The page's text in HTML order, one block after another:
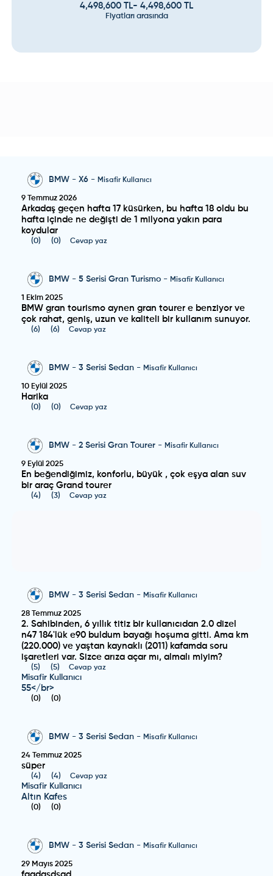
4,498,600 TL- 4,498,600 TL
Fiyatları arasında
BMW -X6 - Misafir Kullanıcı
9 Temmuz 2026
Arkadaş geçen hafta 17 küsürken, bu hafta 18 oldu bu
hafta içinde ne değişti de 1 milyona yakın para
koydular
(0) (0) Cevap yaz
BMW -5 Serisi Gran Turismo - Misafir Kullanıcı
1 Ekim 2025
BMW gran tourismo aynen gran tourer e benziyor ve
çok rahat, geniş, uzun ve kaliteli bir kullanım sunuyor.
(6) (6) Cevap yaz
BMW -3 Serisi Sedan - Misafir Kullanıcı
10 Eylül 2025
Harika
(0) (0) Cevap yaz
BMW -2 Serisi Gran Tourer - Misafir Kullanıcı
9 Eylül 2025
En beğendiğimiz, konforlu, büyük , çok eşya alan suv
bir araç Grand tourer
(4) (3) Cevap yaz
BMW -3 Serisi Sedan - Misafir Kullanıcı
28 Temmuz 2025
2. Sahibinden, 6 yıllık titiz bir kullanıcıdan 2.0 dizel
n47 184'lük e90 buldum bayağı hoşuma gitti. Ama km
(220.000) ve yaştan kaynaklı (2011) kafamda soru
işaretleri var. Sizce arıza açar mı, almalı miyim?
(5) (5) Cevap yaz
Misafir Kullanıcı
55</br>
(0) (0)
BMW -3 Serisi Sedan - Misafir Kullanıcı
24 Temmuz 2025
süper
(4) (4) Cevap yaz
Misafir Kullanıcı
Altın Kafes
(0) (0)
BMW -3 Serisi Sedan - Misafir Kullanıcı
29 Mayıs 2025